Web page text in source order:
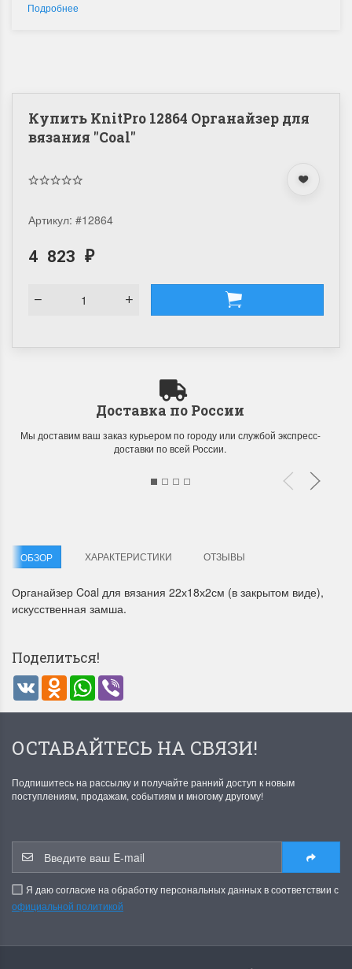
Летние Скидки
!! СКИДКА 20% ‼️ с 1 до 3 июня в
честь первого летнего дня
Анастасия Туманова
1 июня 2024 11:29
Раритеты Дим.
Dimensions
Анастасия Туманова
22 мая 2024 13:01
Подробнее
Купить KnitPro 12864 Органайзер для
вязания "Coal"
Артикул: #12864
4 823 ₽
Доставка по России
Мы доставим ваш заказ курьером по городу или службой экспресс-
доставки по всей России.
ОБЗОР ХАРАКТЕРИСТИКИ ОТЗЫВЫ
Органайзер Coal для вязания 22х18х2см (в закрытом виде),
искусственная замша.
Поделиться!
VK Odnoklassniki
WhatsApp
ОСТАВАЙТЕСЬ НА СВЯЗИ!
Подпишитесь на рассылку и получайте ранний доступ к новым
поступлениям, продажам, событиям и многому другому!
Я даю согласие на обработку персональных данных в соответствии с
официальной политикой